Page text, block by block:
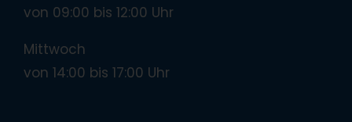
von 09:00 bis 12:00 Uhr
Mittwoch
von 14:00 bis 17:00 Uhr